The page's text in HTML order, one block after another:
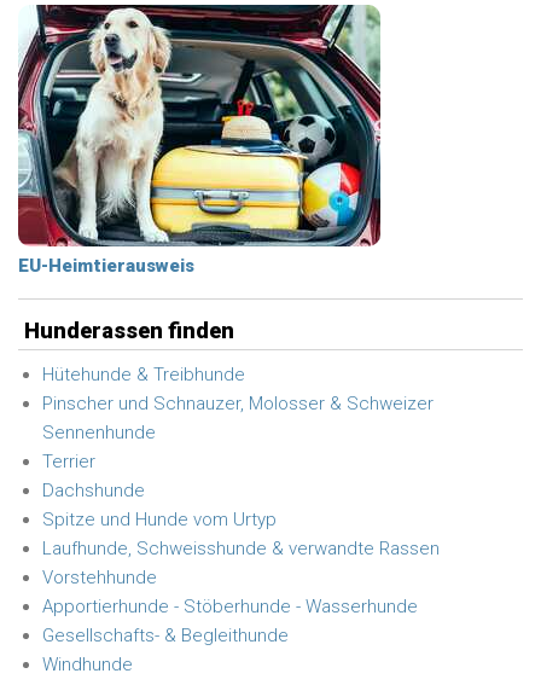
EU-Heimtierausweis
Hunderassen finden
Hütehunde & Treibhunde
Pinscher und Schnauzer, Molosser & Schweizer
Sennenhunde
Terrier
Dachshunde
Spitze und Hunde vom Urtyp
Laufhunde, Schweisshunde & verwandte Rassen
Vorstehhunde
Apportierhunde - Stöberhunde - Wasserhunde
Gesellschafts- & Begleithunde
Windhunde